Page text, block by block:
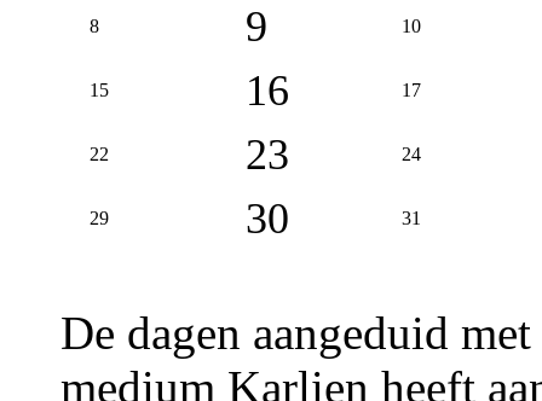
8 9 10
15 16 17
22 23 24
29 30 31
De dagen aangeduid
medium Karlien heeft